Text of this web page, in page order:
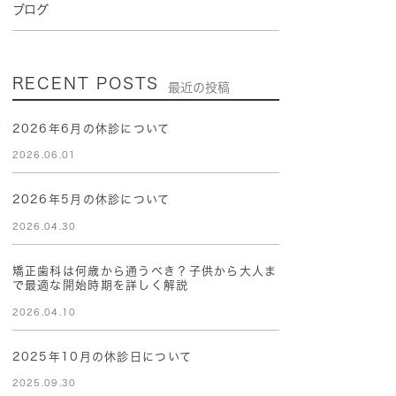
ブログ
RECENT POSTS 最近の投稿
2026年6月の休診について
2026.06.01
2026年5月の休診について
2026.04.30
矯正歯科は何歳から通うべき？子供から大人ま
で最適な開始時期を詳しく解説
2026.04.10
2025年10月の休診日について
2025.09.30